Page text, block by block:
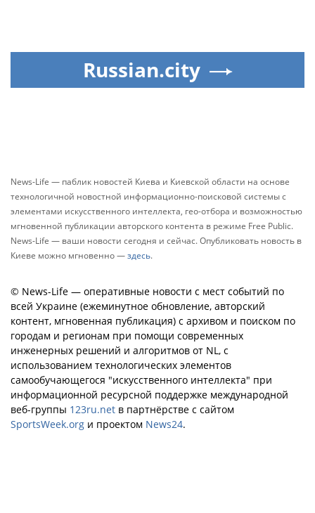
Russian.city
News-Life — паблик новостей Киева и Киевской области на основе
технологичной новостной информационно-поисковой системы с
элементами искусственного интеллекта, гео-отбора и возможностью
мгновенной публикации авторского контента в режиме Free Public.
News-Life — ваши новости сегодня и сейчас. Опубликовать новость в
Киеве можно мгновенно —здесь.
© News-Life — оперативные новости с мест событий по
всей Украине (ежеминутное обновление, авторский
контент, мгновенная публикация) с архивом и поиском по
городам и регионам при помощи современных
инженерных решений и алгоритмов от NL, с
использованием технологических элементов
самообучающегося "искусственного интеллекта" при
информационной ресурсной поддержке международной
веб-группы 123ru.net в партнёрстве с сайтом
SportsWeek.org и проектом News24.